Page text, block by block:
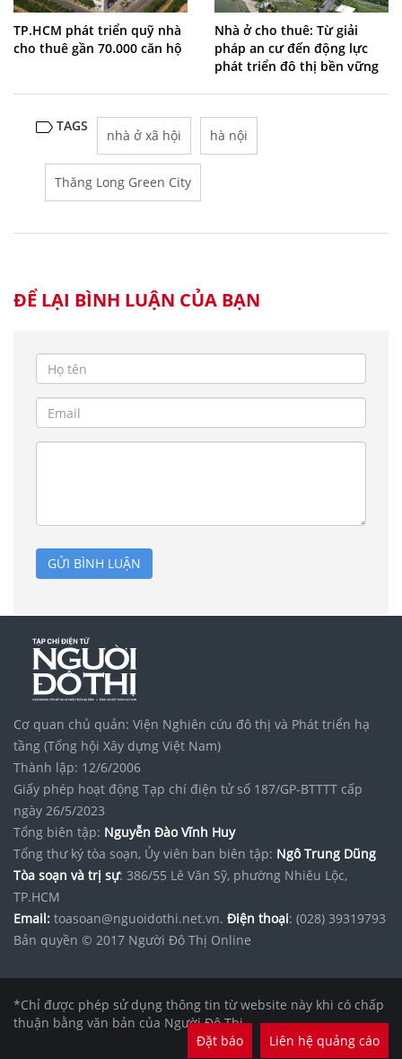
TP.HCM phát triển quỹ nhà
cho thuê gần 70.000 căn hộ
Nhà ở cho thuê: Từ giải
pháp an cư đến động lực
phát triển đô thị bền vững
TAGS
nhà ở xã hội hà nội
Thăng Long Green City
ĐỂ LẠI BÌNH LUẬN CỦA BẠN
GỬI BÌNH LUẬN
Cơ quan chủ quản: Viện Nghiên cứu đô thị và Phát triển hạ
tầng (Tổng hội Xây dựng Việt Nam)
Thành lập: 12/6/2006
Giấy phép hoạt động Tạp chí điện tử số 187/GP-BTTTT cấp
ngày 26/5/2023
Tổng biên tập: Nguyễn Đào Vĩnh Huy
Tổng thư ký tòa soạn, Ủy viên ban biên tập: Ngô Trung Dũng
Tòa soạn và trị sự: 386/55 Lê Văn Sỹ, phường Nhiêu Lộc,
TP.HCM
Email: toasoan@nguoidothi.net.vn. Điện thoại: (028) 39319793
Bản quyền © 2017 Người Đô Thị Online
*Chỉ được phép sử dụng thông tin từ website này khi có chấp
thuận bằng văn bản của Người Đô Thị.
Đặt báo
Liên hệ quảng cáo